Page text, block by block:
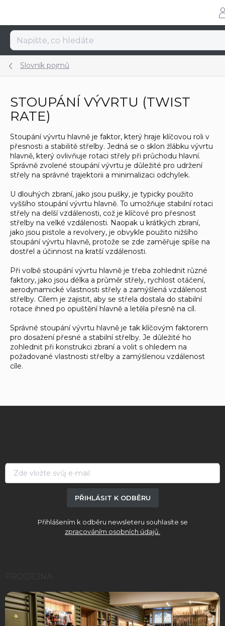
obsah
Slovník pojmů
STOUPÁNÍ VÝVRTU (TWIST
RATE)
Stoupání vývrtu hlavně je faktor, který hraje klíčovou roli v
přesnosti a stabilitě střelby. Jedná se o sklon žlábku vývrtu
hlavně, který ovlivňuje rotaci střely při průchodu hlavní.
Správně zvolené stoupání vývrtu je důležité pro udržení
střely na správné trajektorii a minimalizaci odchylek.
U dlouhých zbraní, jako jsou pušky, je typicky použito
vyššího stoupání vývrtu hlavně. To umožňuje stabilní rotaci
střely na delší vzdálenosti, což je klíčové pro přesnost
střelby na velké vzdálenosti. Naopak u krátkých zbraní,
jako jsou pistole a revolvery, je obvykle použito nižšího
stoupání vývrtu hlavně, protože se zde zaměřuje spíše na
dostřel a účinnost na kratší vzdálenosti.
Při volbě stoupání vývrtu hlavně je třeba zohlednit různé
faktory, jako jsou délka a průměr střely, rychlost otáčení,
aerodynamické vlastnosti střely a zamýšlená vzdálenost
střelby. Cílem je zajistit, aby se střela dostala do stabilní
rotace ihned po opuštění hlavně a letěla přesně na cíl.
Správné stoupání vývrtu hlavně je tak klíčovým faktorem
pro dosažení přesné a stabilní střelby. Je důležité ho
zohlednit při konstrukci zbraní a volit s ohledem na
požadované vlastnosti střelby a zamýšlenou vzdálenost
cíle.
PŘIHLÁSIT K ODBĚRU
Přihlášením k odběru newsleteru souhlasíte se
zpracováním osobních údajů.
PRODEJNA